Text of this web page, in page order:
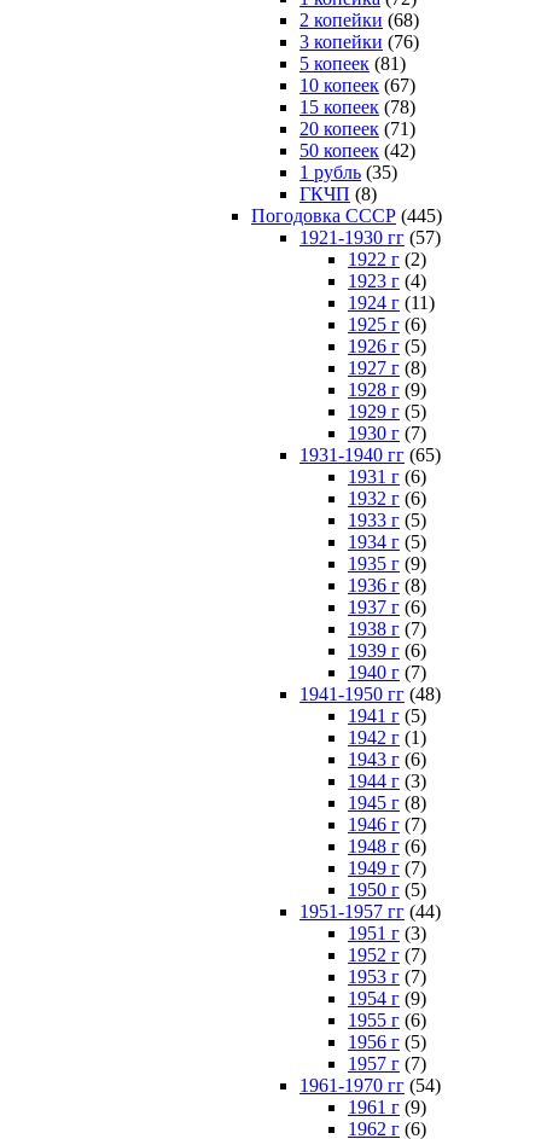
2 копейки (68)
3 копейки (76)
5 копеек (81)
10 копеек (67)
15 копеек (78)
20 копеек (71)
50 копеек (42)
1 рубль (35)
ГКЧП (8)
Погодовка СССР (445)
1921-1930 гг (57)
1922 г (2)
1923 г (4)
1924 г (11)
1925 г (6)
1926 г (5)
1927 г (8)
1928 г (9)
1929 г (5)
1930 г (7)
1931-1940 гг (65)
1931 г (6)
1932 г (6)
1933 г (5)
1934 г (5)
1935 г (9)
1936 г (8)
1937 г (6)
1938 г (7)
1939 г (6)
1940 г (7)
1941-1950 гг (48)
1941 г (5)
1942 г (1)
1943 г (6)
1944 г (3)
1945 г (8)
1946 г (7)
1948 г (6)
1949 г (7)
1950 г (5)
1951-1957 гг (44)
1951 г (3)
1952 г (7)
1953 г (7)
1954 г (9)
1955 г (6)
1956 г (5)
1957 г (7)
1961-1970 гг (54)
1961 г (9)
1962 г (6)